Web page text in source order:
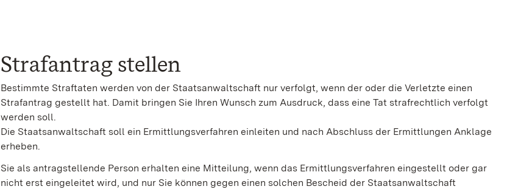
Strafantrag stellen
Bestimmte Straftaten werden von der Staatsanwaltschaft nur verfolgt, wenn der oder die Verletzte einen
Strafantrag gestellt hat. Damit bringen Sie Ihren Wunsch zum Ausdruck, dass eine Tat strafrechtlich verfolgt
werden soll.
Die Staatsanwaltschaft soll ein Ermittlungsverfahren einleiten und nach Abschluss der Ermittlungen Anklage
erheben.
Sie als antragstellende Person erhalten eine Mitteilung, wenn das Ermittlungsverfahren eingestellt oder gar
nicht erst eingeleitet wird, und nur Sie können gegen einen solchen Bescheid der Staatsanwaltschaft